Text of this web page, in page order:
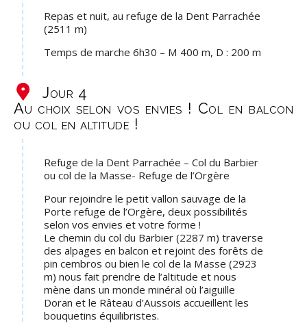
Repas et nuit, au refuge de la Dent Parrachée
(2511 m)
Temps de marche 6h30 – M 400 m, D : 200 m
Jour 4
Au choix selon vos envies ! Col en balcon
ou col en altitude !
Refuge de la Dent Parrachée – Col du Barbier
ou col de la Masse- Refuge de l’Orgère
Pour rejoindre le petit vallon sauvage de la
Porte refuge de l’Orgère, deux possibilités
selon vos envies et votre forme !
Le chemin du col du Barbier (2287 m) traverse
des alpages en balcon et rejoint des forêts de
pin cembros ou bien le col de la Masse (2923
m) nous fait prendre de l’altitude et nous
mène dans un monde minéral où l’aiguille
Doran et le Râteau d’Aussois accueillent les
bouquetins équilibristes.